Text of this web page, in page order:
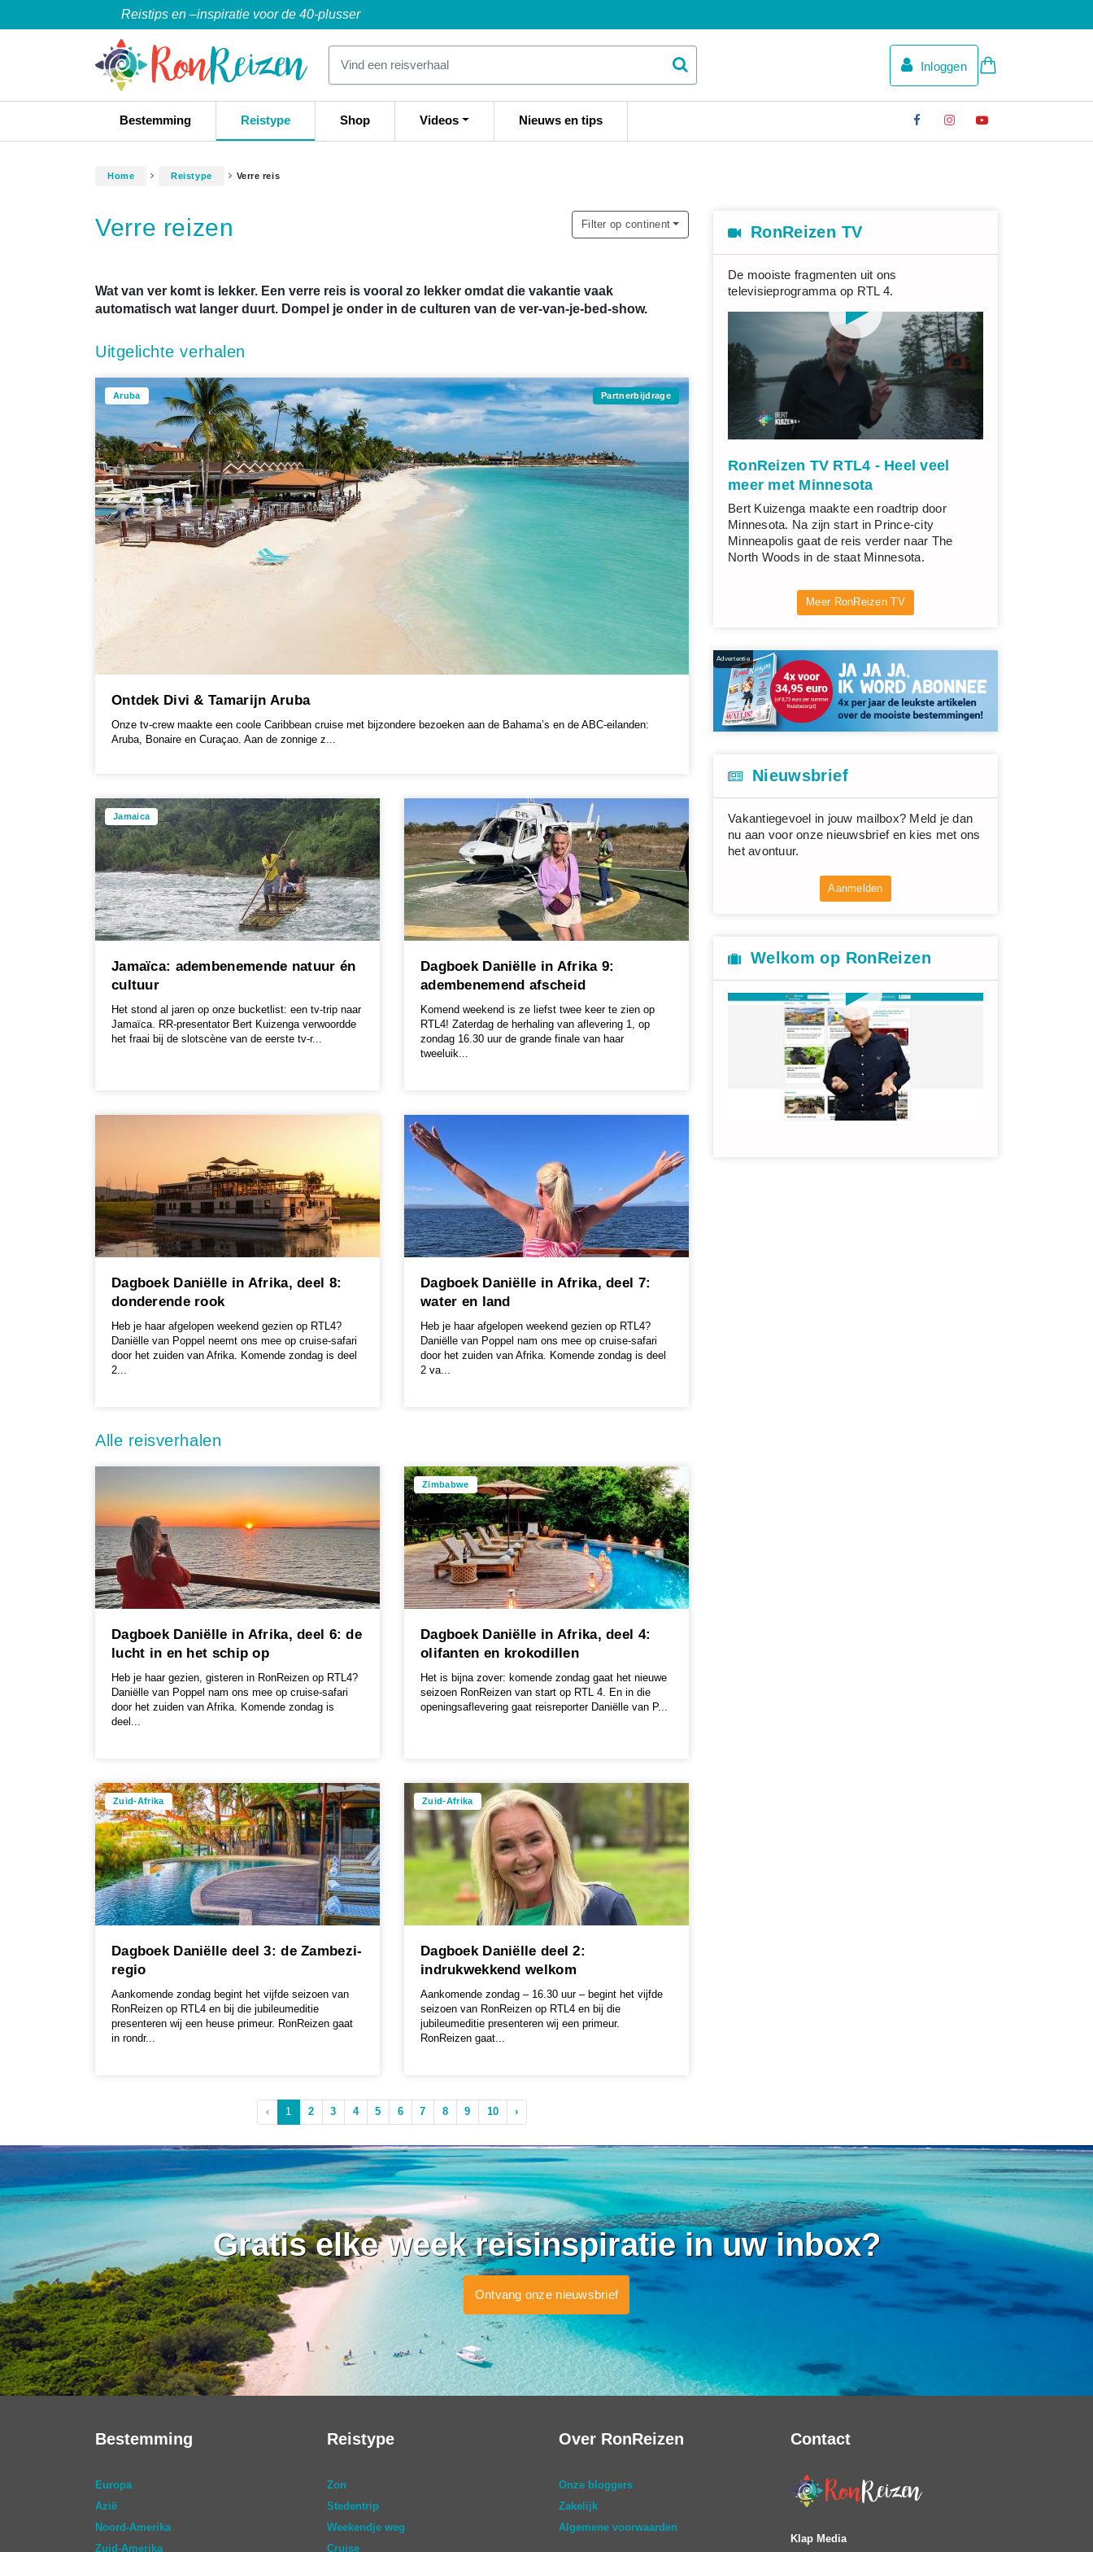
Reistips en –inspiratie voor de 40-plusser
Inloggen
Bestemming Reistype Shop Videos Nieuws en tips
Home Reistype Verre reis
Verre reizen Filter op continent
Wat van ver komt is lekker. Een verre reis is vooral zo lekker omdat die vakantie vaak
automatisch wat langer duurt. Dompel je onder in de culturen van de ver-van-je-bed-show.
Uitgelichte verhalen
Aruba Partnerbijdrage
Ontdek Divi & Tamarijn Aruba
Onze tv-crew maakte een coole Caribbean cruise met bijzondere bezoeken aan de Bahama’s en de ABC-eilanden:
Aruba, Bonaire en Curaçao. Aan de zonnige z...
Jamaica
Jamaïca: adembenemende natuur én
cultuur
Het stond al jaren op onze bucketlist: een tv-trip naar
Jamaïca. RR-presentator Bert Kuizenga verwoordde
het fraai bij de slotscène van de eerste tv-r...
Dagboek Daniëlle in Afrika 9:
adembenemend afscheid
Komend weekend is ze liefst twee keer te zien op
RTL4! Zaterdag de herhaling van aflevering 1, op
zondag 16.30 uur de grande finale van haar
tweeluik...
Dagboek Daniëlle in Afrika, deel 8:
donderende rook
Heb je haar afgelopen weekend gezien op RTL4?
Daniëlle van Poppel neemt ons mee op cruise-safari
door het zuiden van Afrika. Komende zondag is deel
2...
Dagboek Daniëlle in Afrika, deel 7:
water en land
Heb je haar afgelopen weekend gezien op RTL4?
Daniëlle van Poppel nam ons mee op cruise-safari
door het zuiden van Afrika. Komende zondag is deel
2 va...
Alle reisverhalen
Dagboek Daniëlle in Afrika, deel 6: de
lucht in en het schip op
Heb je haar gezien, gisteren in RonReizen op RTL4?
Daniëlle van Poppel nam ons mee op cruise-safari
door het zuiden van Afrika. Komende zondag is
deel...
Zimbabwe
Dagboek Daniëlle in Afrika, deel 4:
olifanten en krokodillen
Het is bijna zover: komende zondag gaat het nieuwe
seizoen RonReizen van start op RTL 4. En in die
openingsaflevering gaat reisreporter Daniëlle van P...
Zuid-Afrika
Dagboek Daniëlle deel 3: de Zambezi-
regio
Aankomende zondag begint het vijfde seizoen van
RonReizen op RTL4 en bij die jubileumeditie
presenteren wij een heuse primeur. RonReizen gaat
in rondr...
Zuid-Afrika
Dagboek Daniëlle deel 2:
indrukwekkend welkom
Aankomende zondag – 16.30 uur – begint het vijfde
seizoen van RonReizen op RTL4 en bij die
jubileumeditie presenteren wij een primeur.
RonReizen gaat...
‹ 1 2 3 4 5 6 7 8 9 10 ›
RonReizen TV
De mooiste fragmenten uit ons
televisieprogramma op RTL 4.
RonReizen TV RTL4 - Heel veel
meer met Minnesota
Bert Kuizenga maakte een roadtrip door
Minnesota. Na zijn start in Prince-city
Minneapolis gaat de reis verder naar The
North Woods in de staat Minnesota.
Meer RonReizen TV
Advertentie
Nieuwsbrief
Vakantiegevoel in jouw mailbox? Meld je dan
nu aan voor onze nieuwsbrief en kies met ons
het avontuur.
Aanmelden
Welkom op RonReizen
Gratis elke week reisinspiratie in uw inbox?
Ontvang onze nieuwsbrief
Bestemming
Europa
Azië
Noord-Amerika
Zuid-Amerika
Reistype
Zon
Stedentrip
Weekendje weg
Cruise
Over RonReizen
Onze bloggers
Zakelijk
Algemene voorwaarden
Contact
Klap Media